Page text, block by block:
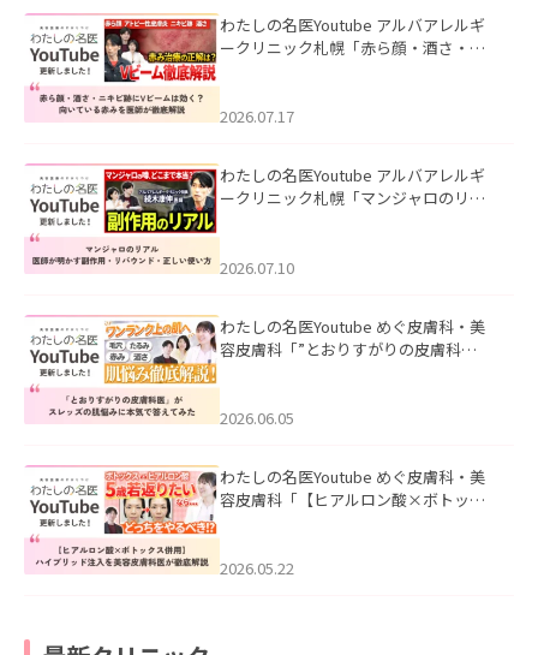
わたしの名医Youtube アルバアレルギ
ークリニック札幌「赤ら顔・酒さ・ニ
した。
2026.07.17
わたしの名医Youtube アルバアレルギ
ークリニック札幌「マンジャロのリア
た。
2026.07.10
わたしの名医Youtube めぐ皮膚科・美
容皮膚科「”とおりすがりの皮膚科
2026.06.05
わたしの名医Youtube めぐ皮膚科・美
容皮膚科「【ヒアルロン酸×ボトック
た。
2026.05.22